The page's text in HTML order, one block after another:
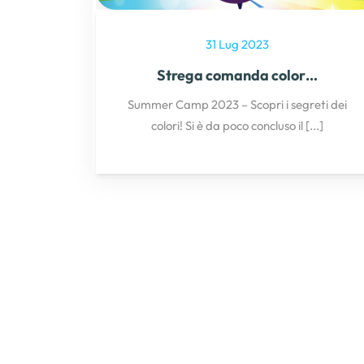
31 Lug 2023
Strega comanda color…
Summer Camp 2023 – Scopri i segreti dei
colori! Si è da poco concluso il [...]